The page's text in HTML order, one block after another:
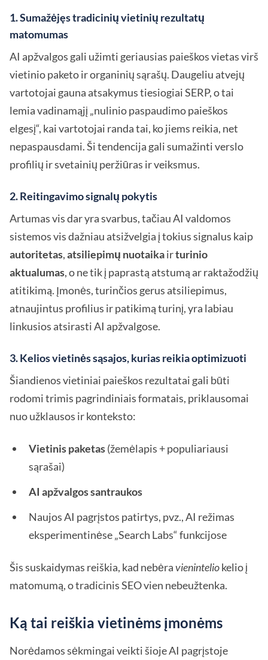
1. Sumažėjęs tradicinių vietinių rezultatų
matomumas
AI apžvalgos gali užimti geriausias paieškos vietas virš
vietinio paketo ir organinių sąrašų. Daugeliu atvejų
vartotojai gauna atsakymus tiesiogiai SERP, o tai
lemia vadinamąjį „nulinio paspaudimo paieškos
elgesį“, kai vartotojai randa tai, ko jiems reikia, net
nepaspausdami. Ši tendencija gali sumažinti verslo
profilių ir svetainių peržiūras ir veiksmus.
2. Reitingavimo signalų pokytis
Artumas vis dar yra svarbus, tačiau AI valdomos
sistemos vis dažniau atsižvelgia į tokius signalus kaip
autoritetas,atsiliepimų nuotaikairturinio
aktualumas, o ne tik į paprastą atstumą ar raktažodžių
atitikimą. Įmonės, turinčios gerus atsiliepimus,
atnaujintus profilius ir patikimą turinį, yra labiau
linkusios atsirasti AI apžvalgose.
3. Kelios vietinės sąsajos, kurias reikia optimizuoti
Šiandienos vietiniai paieškos rezultatai gali būti
rodomi trimis pagrindiniais formatais, priklausomai
nuo užklausos ir konteksto:
Vietinis paketas(žemėlapis + populiariausi
sąrašai)
AI apžvalgos santraukos
Naujos AI pagrįstos patirtys, pvz., AI režimas
eksperimentinėse „Search Labs“ funkcijose
Šis suskaidymas reiškia, kad nebėravieninteliokelio į
matomumą, o tradicinis SEO vien nebeužtenka.
Ką tai reiškia vietinėms įmonėms
Norėdamos sėkmingai veikti šioje AI pagrįstoje